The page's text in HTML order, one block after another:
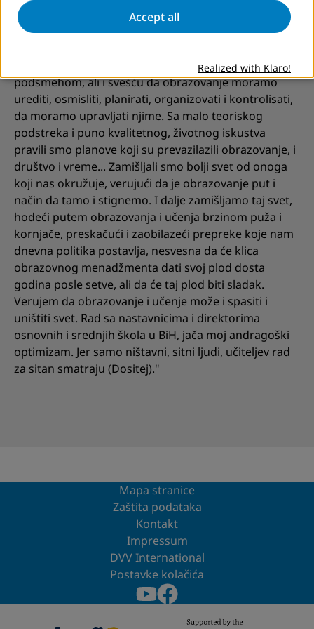
nas, da može biti i skrivena zamka u koju nas hvataju,
da bi i mi hvatali u nju svoje polaznike, ali i mogućnost
Menadžmet je kao reč prihvaćena prvo sa
podsmehom, ali i svešću da obrazovanje moramo
urediti, osmisliti, planirati, organizovati i kontrolisati,
da moramo upravljati njime. Sa malo teoriskog
podstreka i puno kvalitetnog, životnog iskustva
pravili smo planove koji su prevazilazili obrazovanje, i
društvo i vreme... Zamišljali smo bolji svet od onoga
koji nas okružuje, verujući da je obrazovanje put i
način da tamo i stignemo. I dalje zamišljamo taj svet,
hodeći putem obrazovanja i učenja brzinom puža i
kornjače, preskačući i zaobilazeći prepreke koje nam
dnevna politika postavlja, nesvesna da će klica
obrazovnog menadžmenta dati svoj plod dosta
godina posle setve, ali da će taj plod biti sladak.
Verujem da obrazovanje i učenje može i spasiti i
uništiti svet. Rad sa nastavnicima i direktorima
osnovnih i srednjih škola u BiH, jača moj andragoški
optimizam. Jer samo ništavni, sitni ljudi, učiteljev rad
za sitan smatraju (Dositej)."
Mapa stranice
Zaštita podataka
Kontakt
Impressum
DVV International
Postavke kolačića
Accept all
Realized with Klaro!